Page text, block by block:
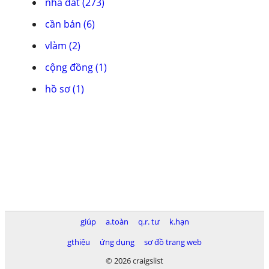
cần bán (6)
vlàm (2)
cộng đồng (1)
hồ sơ (1)
giúp a.toàn q.r. tư
k.hạn
gthiệu
ứng dụng
sơ đồ trang web
© 2026 craigslist